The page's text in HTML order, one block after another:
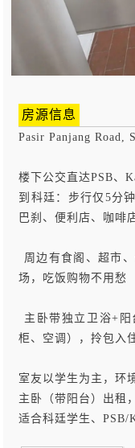
房源信息
Pasir Panjang Road,
楼下公交直达PSB、
到科廷：步行仅5分
巴刹、便利店、咖啡
周边有食阁、超市
场，吃饭购物不用愁
主卧带独立卫浴+
柜、空调），拎包入
室友以学生为主，环
主卧（带阳台）出租
适合科廷学生、PSB/